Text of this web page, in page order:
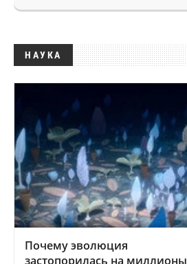
НАУКА
Почему эволюция
застопорилась на миллионы